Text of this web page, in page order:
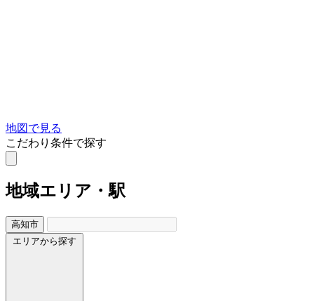
地図で見る
こだわり条件で探す
地域エリア・駅
高知市
エリアから探す